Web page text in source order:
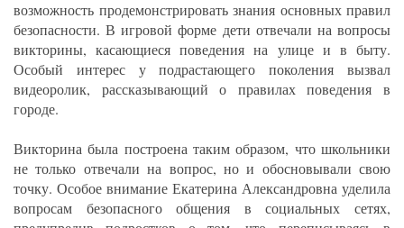
возможность продемонстрировать знания основных правил
безопасности. В игровой форме дети отвечали на вопросы
викторины, касающиеся поведения на улице и в быту.
Особый интерес у подрастающего поколения вызвал
видеоролик, рассказывающий о правилах поведения в
городе.
Викторина была построена таким образом, что школьники
не только отвечали на вопрос, но и обосновывали свою
точку. Особое внимание Екатерина Александровна уделила
вопросам безопасного общения в социальных сетях,